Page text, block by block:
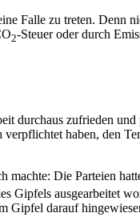
Falle zu treten. Denn
2-Steuer oder durch
zufrieden
haben, den
Die Parteien
ausgearbeitet
Gipfel darauf